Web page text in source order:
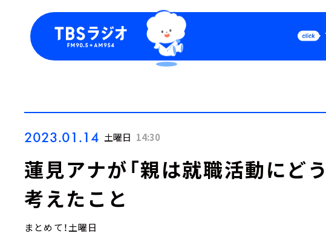
Podcast
2023.01.14 土曜日 14:30
蓮見アナが「親は就職活動にど
考えたこと
まとめて！土曜日